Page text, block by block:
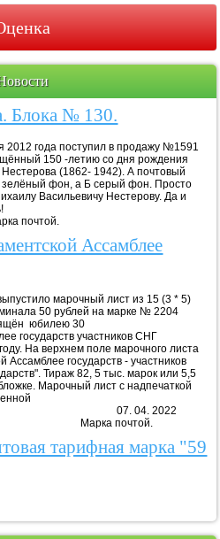
Блока № 130.
года поступил в продажу №1591
150 -летию со дня рождения
(1862- 1942). А почтовый
зелёный фон, а Б серый фон. Просто
Васильевичу Нестерову. Да и
на радость!
Ассамблее
марочный лист из 15 (3 * 5)
50 рублей на марке № 2204
юбилею 30
государств участников СНГ
На верхнем поле марочного листа
Ассамблее государств - участников
Тираж 82, 5 тыс. марок или 5,5
Марочный лист с надпечаткой
04. 2022
почтой.
тарифная марка "59